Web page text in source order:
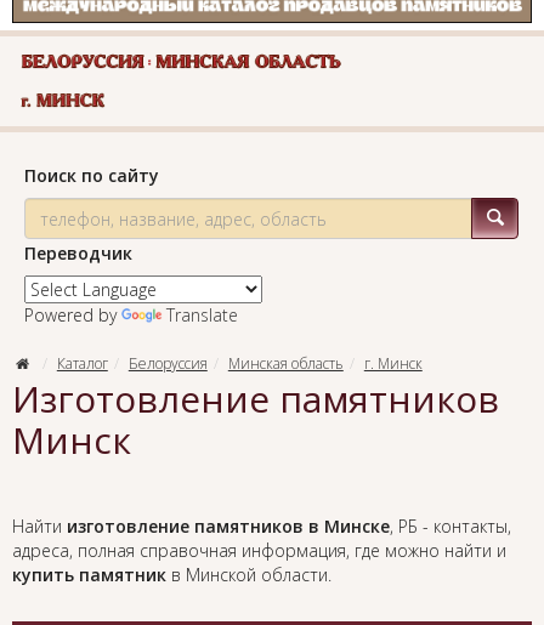
Поиск по сайту
Переводчик
Powered by Translate
Каталог Белоруссия Минская область г. Минск
Изготовление памятников
Минск
Найти изготовление памятников в Минске, РБ - контакты,
адреса, полная справочная информация, где можно найти и
купить памятник в Минской области.